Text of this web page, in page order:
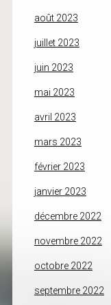
août 2023
juillet 2023
juin 2023
mai 2023
avril 2023
mars 2023
février 2023
janvier 2023
décembre 2022
novembre 2022
octobre 2022
septembre 2022